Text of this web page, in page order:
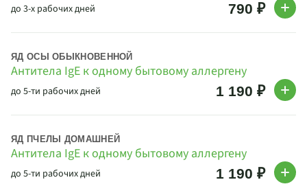
до 3-х рабочих дней 790 ₽
Антитела IgE к одному бытовому аллергену
ЯД ОСЫ ОБЫКНОВЕННОЙ
до 5-ти рабочих дней 1 190 ₽
Антитела IgE к одному бытовому аллергену
ЯД ПЧЕЛЫ ДОМАШНЕЙ
до 5-ти рабочих дней 1 190 ₽